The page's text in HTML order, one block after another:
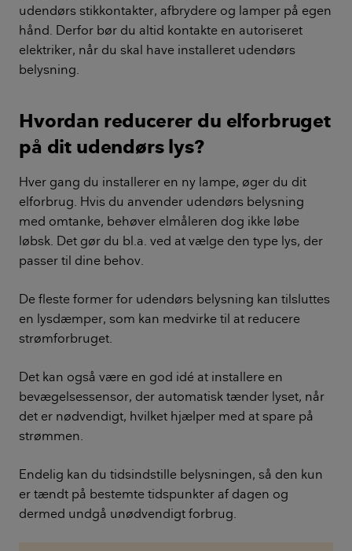
udendørs stikkontakter, afbrydere og lamper på egen
hånd. Derfor bør du altid kontakte en autoriseret
elektriker, når du skal have installeret udendørs
belysning.
Hvordan reducerer du elforbruget
på dit udendørs lys?
Hver gang du installerer en ny lampe, øger du dit
elforbrug. Hvis du anvender udendørs belysning
med omtanke, behøver elmåleren dog ikke løbe
løbsk. Det gør du bl.a. ved at vælge den type lys, der
passer til dine behov.
De fleste former for udendørs belysning kan tilsluttes
en lysdæmper, som kan medvirke til at reducere
strømforbruget.
Det kan også være en god idé at installere en
bevægelsessensor, der automatisk tænder lyset, når
det er nødvendigt, hvilket hjælper med at spare på
strømmen.
Endelig kan du tidsindstille belysningen, så den kun
er tændt på bestemte tidspunkter af dagen og
dermed undgå unødvendigt forbrug.